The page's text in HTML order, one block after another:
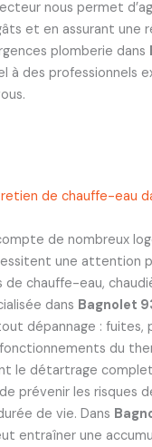
nous permet
et en assurant une
plomberie dans
à des professionnels
de chauffe-eau
de nombreux
une attention
chauffe-eau,
dans Bagnolet
dépannage : fuites,
du
le détartrage
prévenir les risques
de vie. Dans
entraîner une